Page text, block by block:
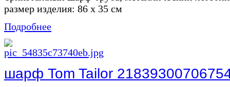
размер изделия: 86 х 35 см
Подробнее
шарф Tom Tailor